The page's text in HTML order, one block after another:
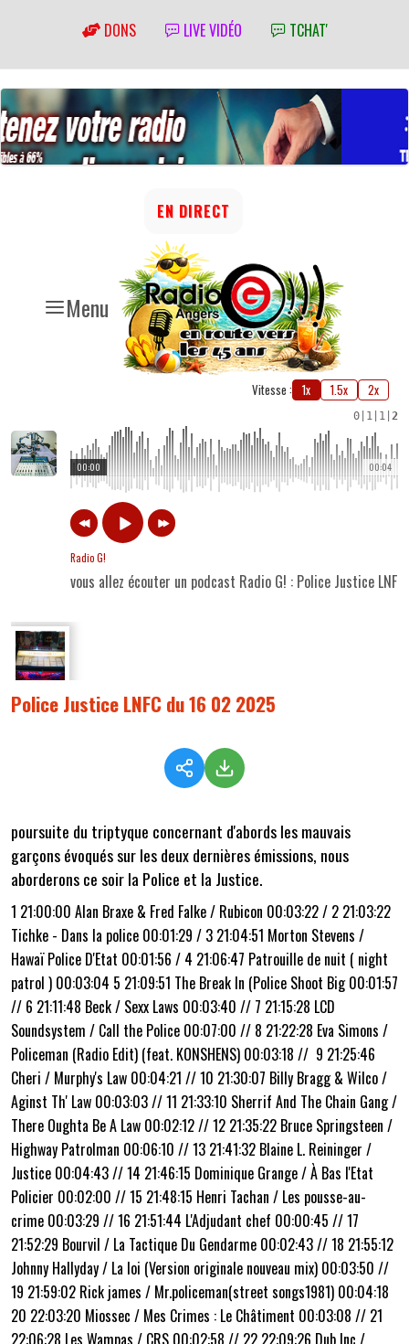
DONS LIVE VIDÉO TCHAT'
Menu
EN DIRECT
Vitesse : 1x 1.5x 2x
0 1 1 2
00:04
00:00
Radio G!
vous allez écouter un podcast Radio G! : Police Justice
Police Justice LNFC du 16 02 2025
poursuite du triptyque concernant d'abords les mauvais
garçons évoqués sur les deux dernières émissions, nous
aborderons ce soir la Police et la Justice.
1 21:00:00 Alan Braxe & Fred Falke / Rubicon 00:03:22 / 2 21:03:22
Tichke - Dans la police 00:01:29 / 3 21:04:51 Morton Stevens /
Hawaï Police D'Etat 00:01:56 / 4 21:06:47 Patrouille de nuit ( night
patrol ) 00:03:04 5 21:09:51 The Break In (Police Shoot Big 00:01:57
// 6 21:11:48 Beck / Sexx Laws 00:03:40 // 7 21:15:28 LCD
Soundsystem / Call the Police 00:07:00 // 8 21:22:28 Eva Simons /
Policeman (Radio Edit) (feat. KONSHENS) 00:03:18 // 9 21:25:46
Cheri / Murphy's Law 00:04:21 // 10 21:30:07 Billy Bragg & Wilco /
Aginst Th' Law 00:03:03 // 11 21:33:10 Sherrif And The Chain Gang /
There Oughta Be A Law 00:02:12 // 12 21:35:22 Bruce Springsteen /
Highway Patrolman 00:06:10 // 13 21:41:32 Blaine L. Reininger /
Justice 00:04:43 // 14 21:46:15 Dominique Grange / À Bas l'Etat
Policier 00:02:00 // 15 21:48:15 Henri Tachan / Les pousse-au-
crime 00:03:29 // 16 21:51:44 L'Adjudant chef 00:00:45 // 17
21:52:29 Bourvil / La Tactique Du Gendarme 00:02:43 // 18 21:55:12
Johnny Hallyday / La loi (Version originale nouveau mix) 00:03:50 //
19 21:59:02 Rick james / Mr.policeman(street songs1981) 00:04:18
20 22:03:20 Miossec / Mes Crimes : Le Châtiment 00:03:08 // 21
22:06:28 Les Wampas / CRS 00:02:58 // 22 22:09:26 Dub Inc /